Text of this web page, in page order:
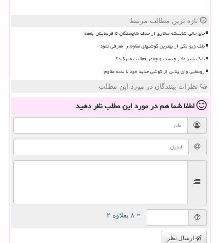
تازه ترین مطالب مرتبط
جای خالی شایسته سالاری از حذف شایستگان تا فرسایش جامعه
بلک ویو یکی از بهترین گوشیهای مقاوم را معرفی نمود
بانک شیر مادر چیست و چطور فعالیت می کند؟
رونمایی وان پلاس از گوشی جدید خود با بدنه مقاوم
نظرات بینندگان در مورد این مطلب
لطفا شما همدر مورد این مطلبنظر دهید
= ۸ بعلاوه ۲
ارسال نظر